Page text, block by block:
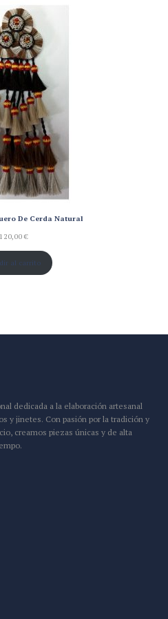
De Cerda Natural
120,00€
al carrito
dedicada a la elaboración artesanal
y jinetes. Con pasión por la tradición y
creamos piezas únicas y de alta